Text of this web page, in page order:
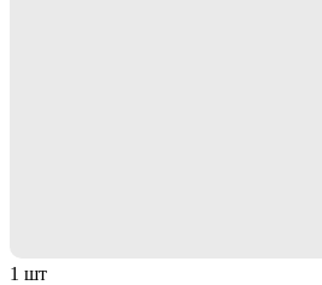
1 шт